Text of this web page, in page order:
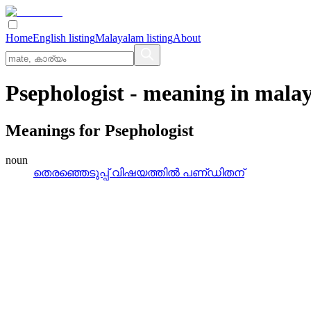
HomeEnglish listingMalayalam listingAbout
Psephologist - meaning in
Meanings for Psephologist
noun
തെരഞ്ഞെടുപ്പ്‌ വിഷയത്തില്‍ പണ്‌ഡിതന്